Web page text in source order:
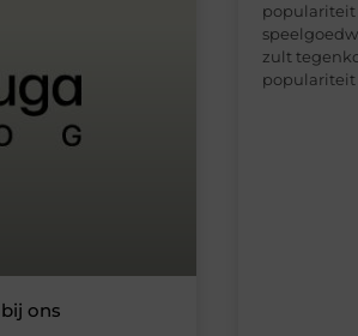
ons
populariteit
zult
populariteit